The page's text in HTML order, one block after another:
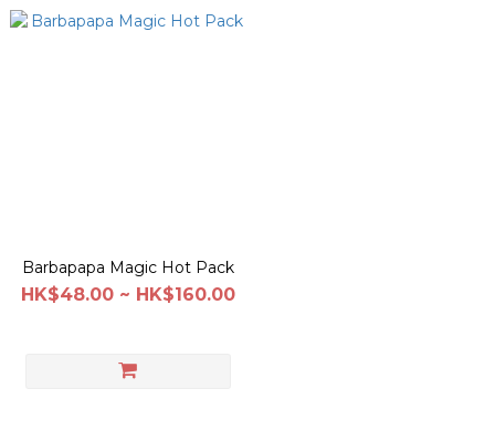
Barbapapa Magic Hot Pack
HK$48.00 ~ HK$160.00